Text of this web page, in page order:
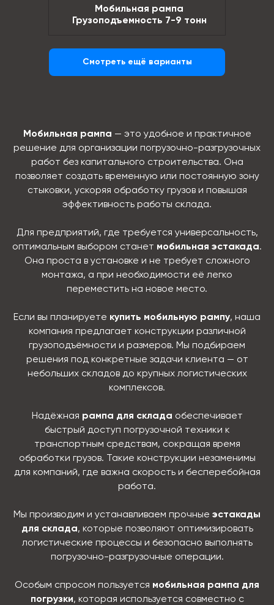
Мобильная рампа
Грузоподъемность 7-9 тонн
Смотреть ещё варианты
Мобильная рампа — это удобное и практичное
решение для организации погрузочно-разгрузочных
работ без капитального строительства. Она
позволяет создать временную или постоянную зону
стыковки, ускоряя обработку грузов и повышая
эффективность работы склада.
Для предприятий, где требуется универсальность,
оптимальным выбором станет мобильная эстакада.
Она проста в установке и не требует сложного
монтажа, а при необходимости её легко
переместить на новое место.
Если вы планируете купить мобильную рампу, наша
компания предлагает конструкции различной
грузоподъёмности и размеров. Мы подбираем
решения под конкретные задачи клиента — от
небольших складов до крупных логистических
комплексов.
Надёжная рампа для склада обеспечивает
быстрый доступ погрузочной техники к
транспортным средствам, сокращая время
обработки грузов. Такие конструкции незаменимы
для компаний, где важна скорость и бесперебойная
работа.
Мы производим и устанавливаем прочные эстакады
для склада, которые позволяют оптимизировать
логистические процессы и безопасно выполнять
погрузочно-разгрузочные операции.
Особым спросом пользуется мобильная рампа для
погрузки, которая используется совместно с